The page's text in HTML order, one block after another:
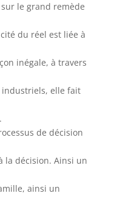
le grand remède
du réel est liée à
inégale, à travers
industriels, elle fait
de décision
la décision. Ainsi un
ainsi un